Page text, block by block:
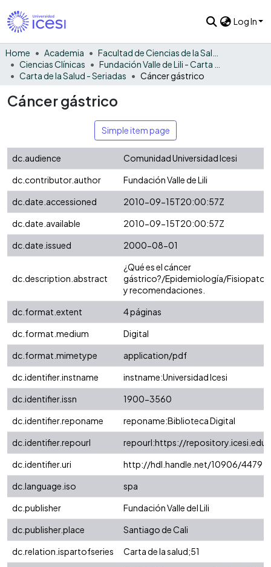
Log In
Home Academia
Ciencias Clínicas
Carta de la Salud - Seriadas
Cáncer gástrico
Cáncer gástrico
Simple item page
dc.audience
Comunidad Universidad Icesi
dc.contributor.author
Fundación Valle de Lili
dc.date.accessioned
2010-09-15T20:00:57Z
dc.date.available
2010-09-15T20:00:57Z
dc.date.issued
2000-08-01
dc.description.abstract
¿Qué es el cáncer
gástrico?/Epidemiología/
y recomendaciones.
dc.format.extent
4 páginas
dc.format.medium
Digital
dc.format.mimetype
application/pdf
dc.identifier.instname
instname:Universidad Icesi
dc.identifier.issn
1900-3560
dc.identifier.reponame
reponame:Biblioteca Digital
dc.identifier.repourl
repourl:https://
dc.identifier.uri
http://hdl.handle.net/10906/4479
dc.language.iso
spa
dc.publisher
Fundación Valle del Lili
dc.publisher.place
Santiago de Cali
dc.relation.ispartofseries
Carta de la salud;51